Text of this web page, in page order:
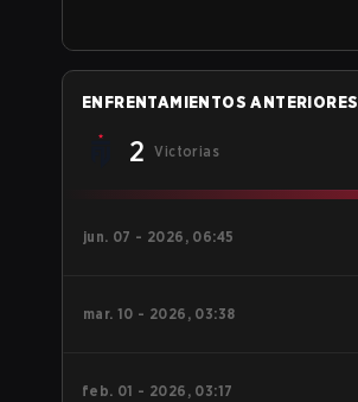
ENFRENTAMIENTOS ANTERIORES
2 Victorias
jun. 07 - 2026, 06:45
mar. 10 - 2026, 03:38
feb. 01 - 2026, 03:17